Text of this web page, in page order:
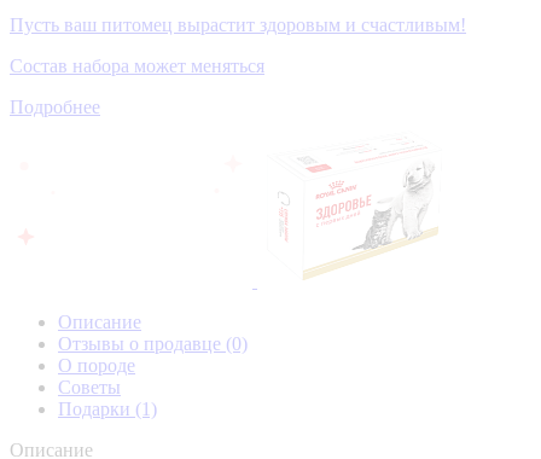
Пусть ваш питомец вырастит здоровым и счастливым!
Состав набора может меняться
Подробнее
Описание
Отзывы о продавце (0)
О породе
Советы
Подарки (1)
Описание